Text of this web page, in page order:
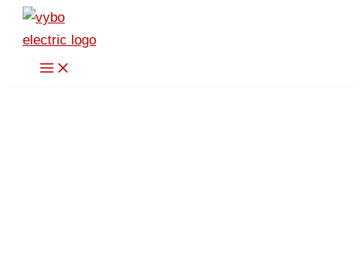
Hoppa
innehåll